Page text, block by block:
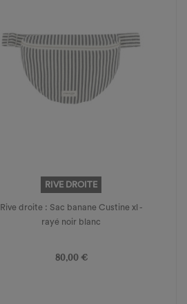
RIVE DROITE
Rive droite : Sac banane Custine xl -
rayé noir blanc
80,00 €